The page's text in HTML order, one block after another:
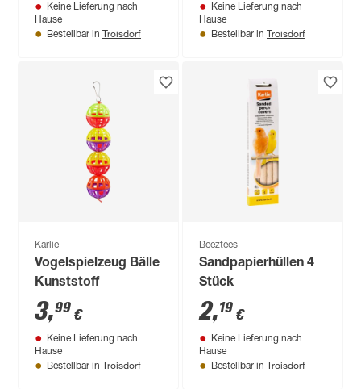
Keine Lieferung nach
Hause
Bestellbar in Troisdorf
Keine Lieferung nach
Hause
Bestellbar in Troisdorf
Karlie
Vogelspielzeug Bälle
Kunststoff
3,99 €
Keine Lieferung nach
Hause
Bestellbar in Troisdorf
Beeztees
Sandpapierhüllen 4
Stück
2,19 €
Keine Lieferung nach
Hause
Bestellbar in Troisdorf